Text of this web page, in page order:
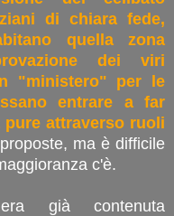
di chiara fede,
quella zona
dei viri
"ministero" per le
entrare a far
attraverso ruoli
ma è difficile
c'è.
già contenuta